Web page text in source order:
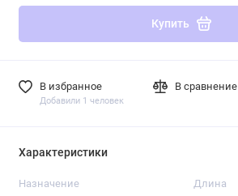
Купить
В избранное
Добавили 1 человек
В сравнение
Характеристики
Назначение Длина